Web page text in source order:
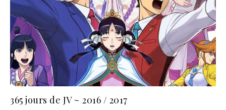
365 jours de JV ~ 2016 / 2017